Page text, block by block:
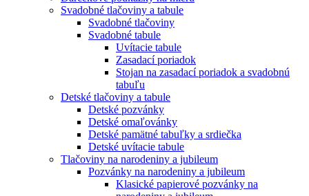
Svadobné tlačoviny a tabule
Svadobné tlačoviny
Svadobné tabule
Uvítacie tabule
Zasadací poriadok
Stojan na zasadací poriadok a svadobnú
tabuľu
Detské tlačoviny a tabule
Detské pozvánky
Detské omaľovánky
Detské pamätné tabuľky a srdiečka
Detské uvítacie tabule
Tlačoviny na narodeniny a jubileum
Pozvánky na narodeniny a jubileum
Klasické papierové pozvánky na